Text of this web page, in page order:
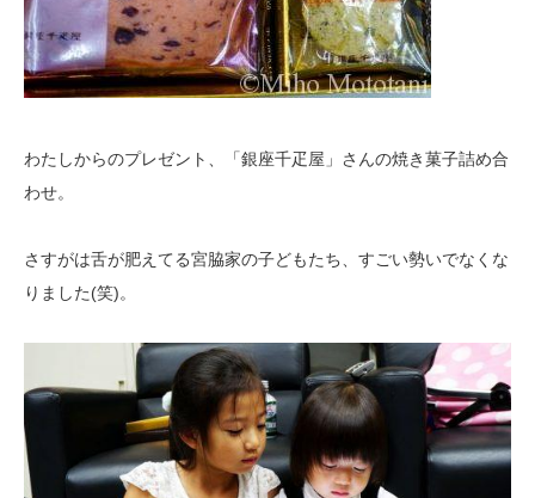
わたしからのプレゼント、「銀座千疋屋」さんの焼き菓子詰め合
わせ。
さすがは舌が肥えてる宮脇家の子どもたち、すごい勢いでなくな
りました(笑)。